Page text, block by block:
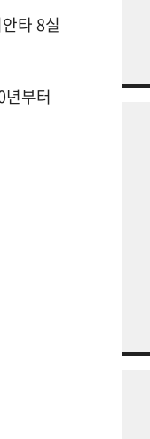
타 8실
년부터